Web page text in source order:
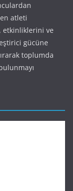
atleti
etkinliklerini ve
gücüne
toplumda